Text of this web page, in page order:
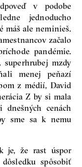
v podobe
jednoducho
máš ale neminieš.
začalo
pandémie.
mzdy
menej peňazí
z médií, David
Z by si mala
cenách
sme sa k nemu
je, že rast úspor
spôsobiť